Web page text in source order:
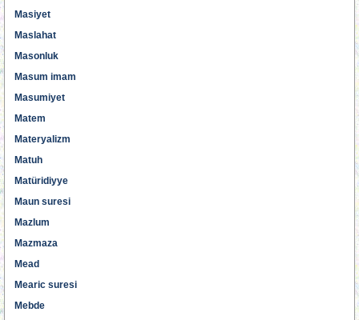
Masiyet
Maslahat
Masonluk
Masum imam
Masumiyet
Matem
Materyalizm
Matuh
Matüridiyye
Maun suresi
Mazlum
Mazmaza
Mead
Mearic suresi
Mebde